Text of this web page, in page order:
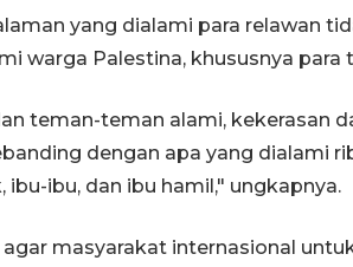
yang dialami para relawan
warga Palestina, khususnya para
teman-teman alami, kekerasan
dengan apa yang dialami
ibu-ibu, dan ibu hamil," ungkapnya.
masyarakat internasional